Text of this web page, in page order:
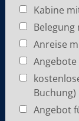
Kabine
Belegung
Anreise
Buchung)
Angebot